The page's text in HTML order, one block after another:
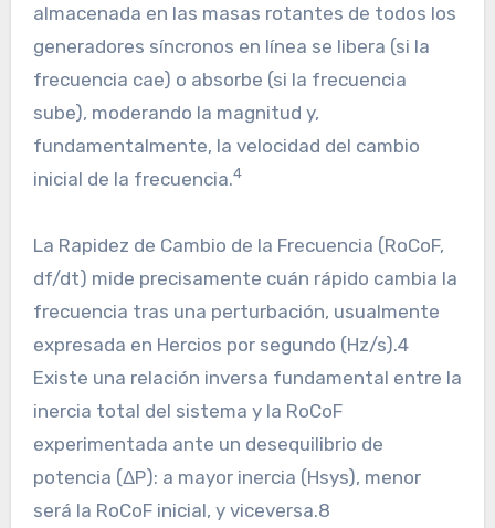
almacenada en las masas rotantes de todos los
generadores síncronos en línea se libera (si la
frecuencia cae) o absorbe (si la frecuencia
sube), moderando la magnitud y,
fundamentalmente, la velocidad del cambio
inicial de la frecuencia.4
La Rapidez de Cambio de la Frecuencia (RoCoF,
df/dt) mide precisamente cuán rápido cambia la
frecuencia tras una perturbación, usualmente
expresada en Hercios por segundo (Hz/s).4
Existe una relación inversa fundamental entre la
inercia total del sistema y la RoCoF
experimentada ante un desequilibrio de
potencia (ΔP): a mayor inercia (Hsys​), menor
será la RoCoF inicial, y viceversa.8